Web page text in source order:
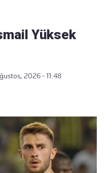
Yüksek
2026 - 11:48